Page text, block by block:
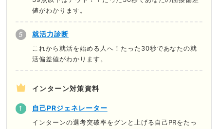
値がわかります。
就活力診断
これから就活を始める人へ！たった30秒であなたの就
活偏差値がわかります。
インターン対策資料
自己PRジェネレーター
インターンの選考突破率をグンと上げる自己PRをたっ